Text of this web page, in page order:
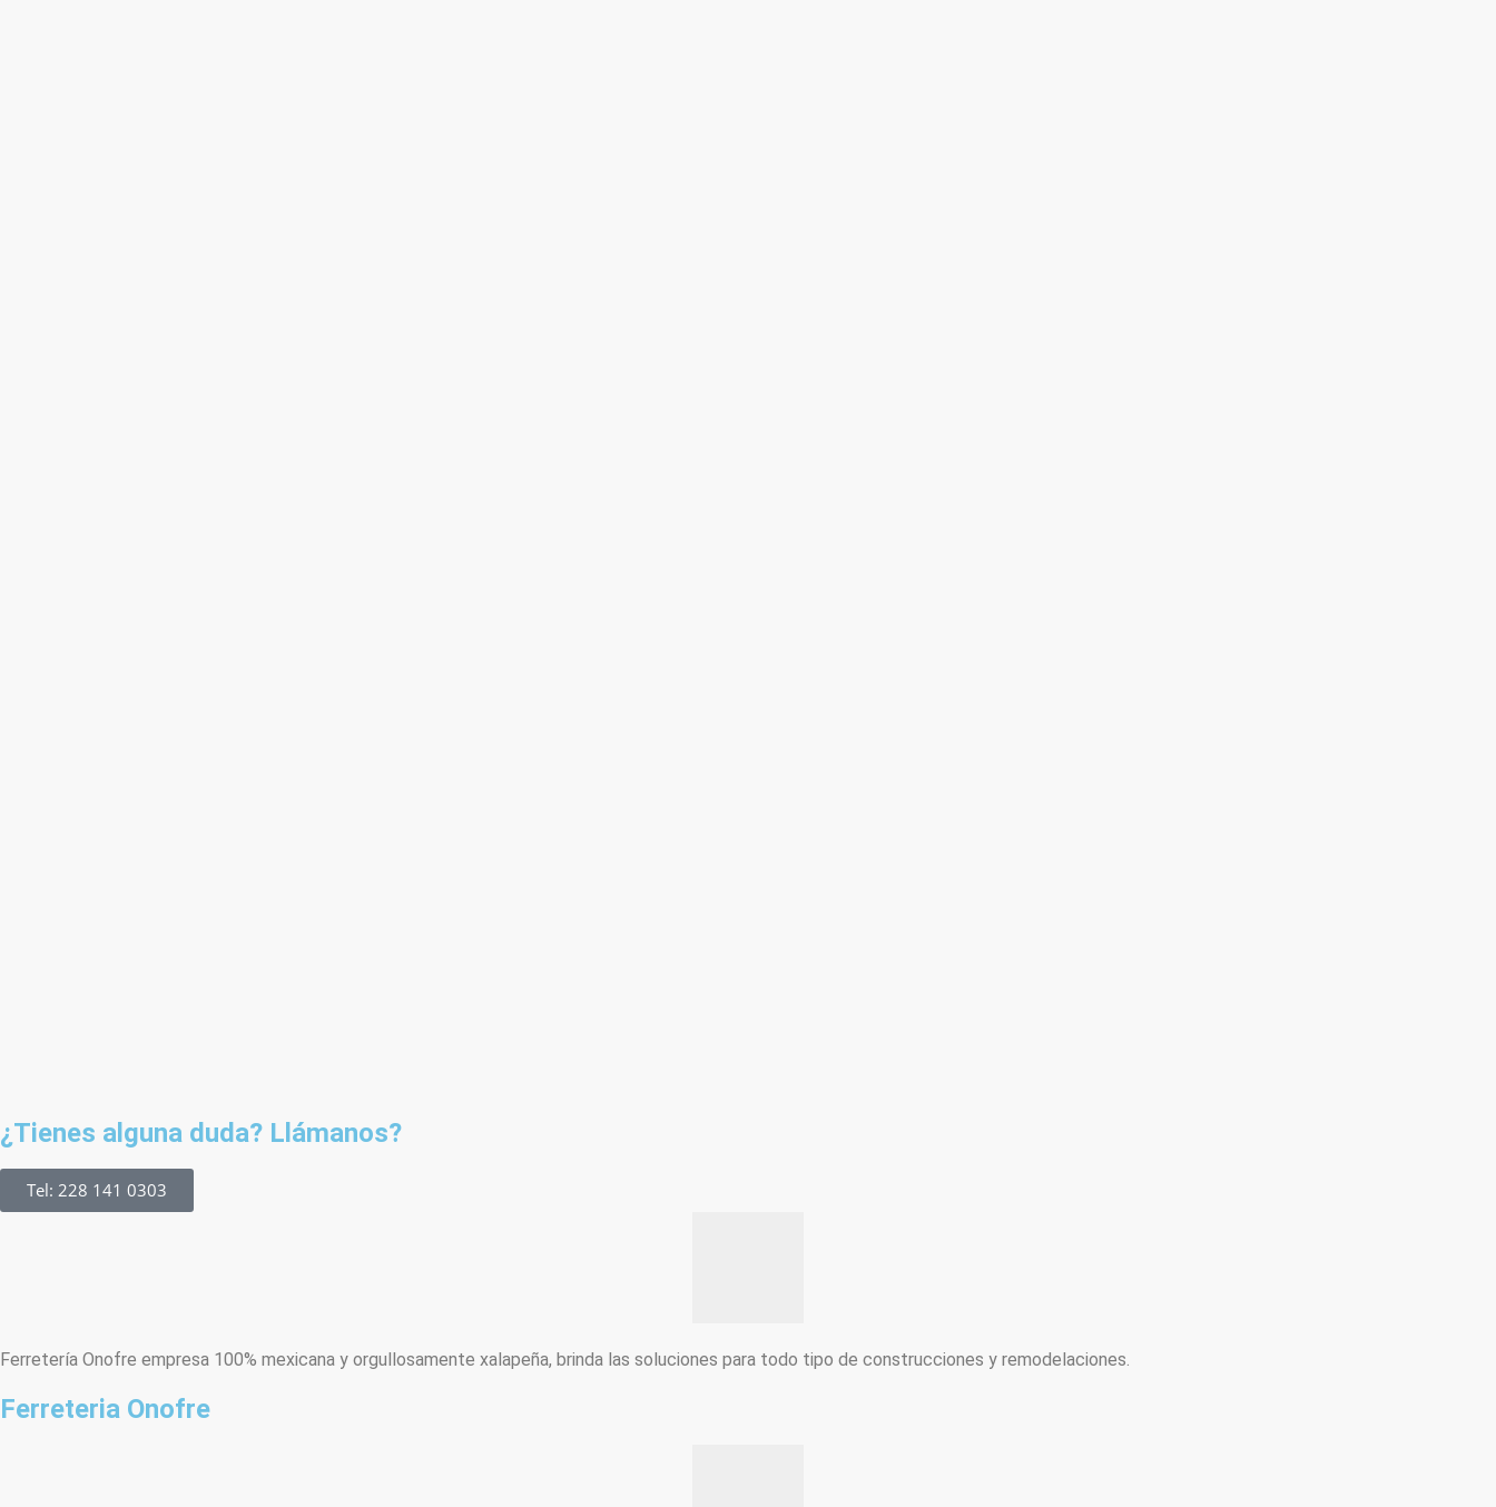
¿Tienes alguna duda? Llámanos?
Tel: 228 141 0303
Ferretería Onofre empresa 100% mexicana y orgullosamente xalapeña, brinda las soluciones para todo tipo de construcciones y remodelaciones.
Ferreteria Onofre